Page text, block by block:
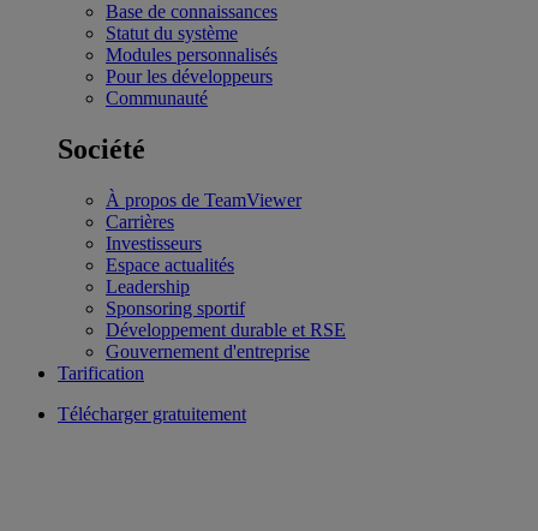
Base de connaissances
Statut du système
Modules personnalisés
Pour les développeurs
Communauté
Société
À propos de TeamViewer
Carrières
Investisseurs
Espace actualités
Leadership
Sponsoring sportif
Développement durable et RSE
Gouvernement d'entreprise
Tarification
Télécharger gratuitement